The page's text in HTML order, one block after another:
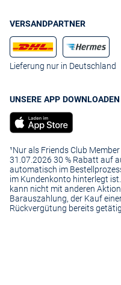
VERSANDPARTNER
Lieferung nur in Deutschland
UNSERE APP DOWNLOADEN
¹Nur als Friends Club
31.07.2026 30 % Rabatt auf
automatisch im
im Kundenkonto hinterlegt
kann nicht mit anderen
Barauszahlung, der Kauf
Rückvergütung bereits